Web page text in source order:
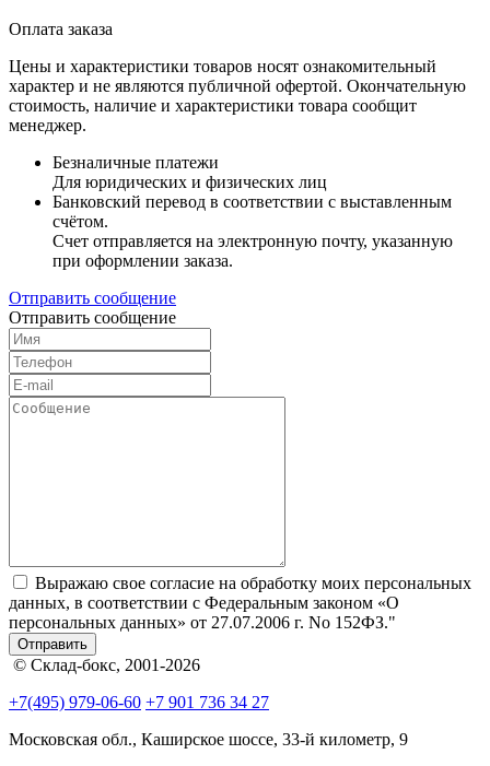
Оплата заказа
Цены и характеристики товаров носят ознакомительный
характер и не являются публичной офертой. Окончательную
стоимость, наличие и характеристики товара сообщит
менеджер.
Безналичные платежи
Для юридических и физических лиц
Банковский перевод в соответствии с выставленным
счётом.
Счет отправляется на электронную почту, указанную
при оформлении заказа.
Отправить сообщение
Отправить сообщение
Выражаю свое согласие на обработку моих персональных
данных, в соответствии с Федеральным законом «О
персональных данных» от 27.07.2006 г. No 152­ФЗ."
Отправить
© Склад-бокс, 2001-2026
+7(495) 979-06-60 +7 901 736 34 27
Московская обл., Каширское шоссе, 33-й километр, 9